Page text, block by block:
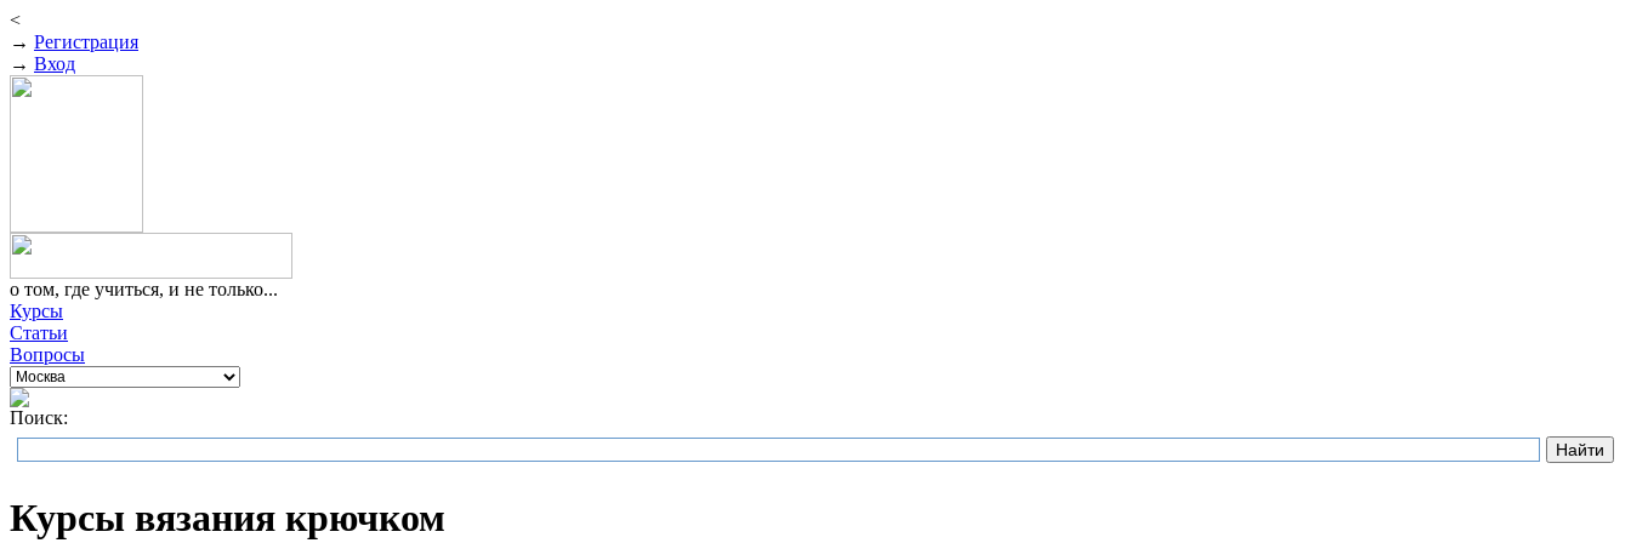
<
→ Регистрация
→ Вход
о том, где учиться, и не только...
Курсы
Статьи
Вопросы
Поиск:
Курсы вязания крючком